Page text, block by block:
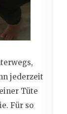
jederzeit
Tüte
Für so